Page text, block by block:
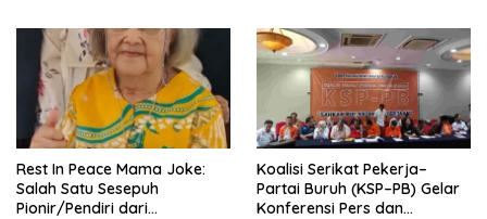
Tema: “Penguatan dan
Pengembangan Organisasi
KBI yang Berbasis Riset di
seluruh Indonesia dan
Mancanegara”.
Rest In Peace Mama Joke:
Salah Satu Sesepuh
Pionir/Pendiri dari
Koalisi Serikat Pekerja–
Partai Buruh (KSP–PB) Gelar
Konferensi Pers dan